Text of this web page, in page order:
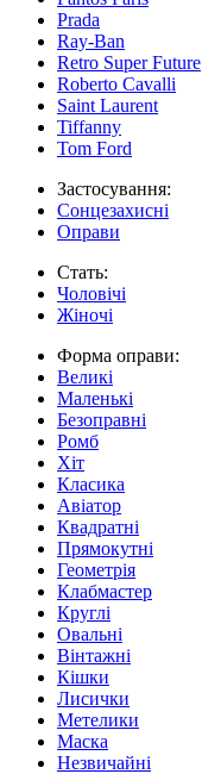
Prada
Ray-Ban
Retro Super Future
Roberto Cavalli
Saint Laurent
Tiffanny
Tom Ford
Застосування:
Сонцезахисні
Оправи
Стать:
Чоловічі
Жіночі
Форма оправи:
Великі
Маленькі
Безоправні
Ромб
Хіт
Класика
Авіатор
Квадратні
Прямокутні
Геометрія
Клабмастер
Круглі
Овальні
Вінтажні
Кішки
Лисички
Метелики
Маска
Незвичайні